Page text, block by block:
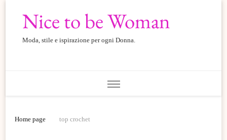
Nice to be Woman
Moda, stile e ispirazione per ogni Donna.
Home page top crochet